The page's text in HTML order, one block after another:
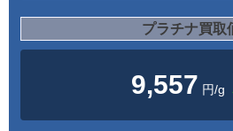
プラチナ買取
9,557 円/g